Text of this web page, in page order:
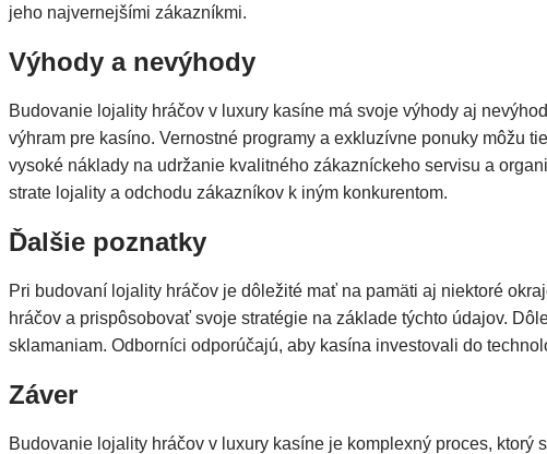
jeho najvernejšími zákazníkmi.
Výhody a nevýhody
Budovanie lojality hráčov v luxury kasíne má svoje výhody aj
výhram pre kasíno. Vernostné programy a exkluzívne ponuky môžu
vysoké náklady na udržanie kvalitného zákazníckeho servisu a
strate lojality a odchodu zákazníkov k iným konkurentom.
Ďalšie poznatky
Pri budovaní lojality hráčov je dôležité mať na pamäti aj niektoré
hráčov a prispôsobovať svoje stratégie na základe týchto údajov.
sklamaniam. Odborníci odporúčajú, aby kasína investovali do
Záver
Budovanie lojality hráčov v luxury kasíne je komplexný proces,